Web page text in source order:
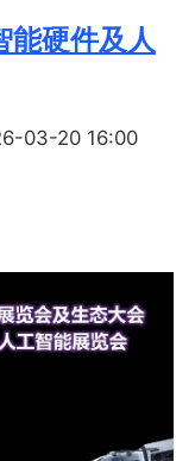
硬件及人
03-20 16:00